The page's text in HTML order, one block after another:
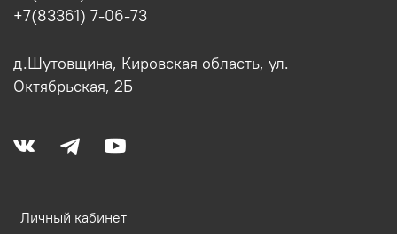
Личный кабинет
+7(83361) 7-06-73
д.Шутовщина, Кировская область, ул.
Октябрьская, 2Б